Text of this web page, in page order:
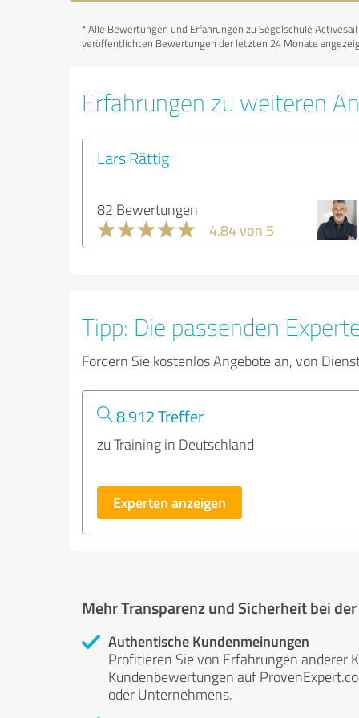
*Alle Bewertungen und Erfahrungen zu Segelschule
veröffentlichten Bewertungen der letzten 24 Monate
Erfahrungen zu weiteren
Lars Rättig
82 Bewertungen
4.84 von 5
Tipp: Die passenden
Fordern Sie kostenlos Angebote an, von
8.912 Treffer
zu Training in Deutschland
Experten anzeigen
Mehr Transparenz und Sicherheit bei
Authentische Kundenmeinungen
Profitieren Sie von Erfahrungen anderer
Kundenbewertungen auf
oder Unternehmens.